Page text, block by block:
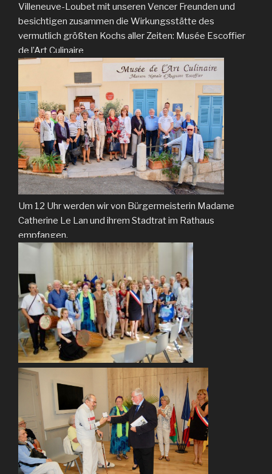
Villeneuve-Loubet mit unseren Vencer Freunden und
besichtigen zusammen die Wirkungsstätte des
vermutlich größten Kochs aller Zeiten: Musée Escoffier
de l’Art Culinaire
Um 12 Uhr werden wir von Bürgermeisterin Madame
Catherine Le Lan und ihrem Stadtrat im Rathaus
empfangen.